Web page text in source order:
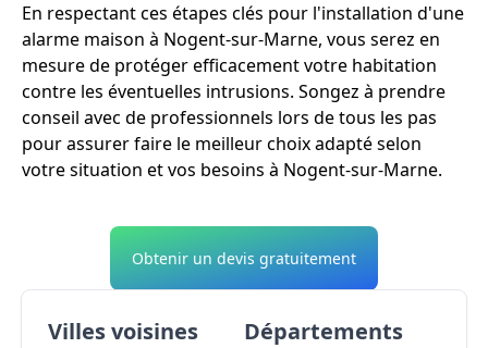
En respectant ces étapes clés pour l'installation d'une
alarme maison à Nogent-sur-Marne, vous serez en
mesure de protéger efficacement votre habitation
contre les éventuelles intrusions. Songez à prendre
conseil avec de professionnels lors de tous les pas
pour assurer faire le meilleur choix adapté selon
votre situation et vos besoins à Nogent-sur-Marne.
Obtenir un devis gratuitement
Villes voisines Départements